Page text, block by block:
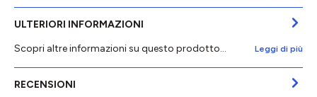
ULTERIORI INFORMAZIONI
Scopri altre informazioni su questo prodotto...
Leggi di più
RECENSIONI